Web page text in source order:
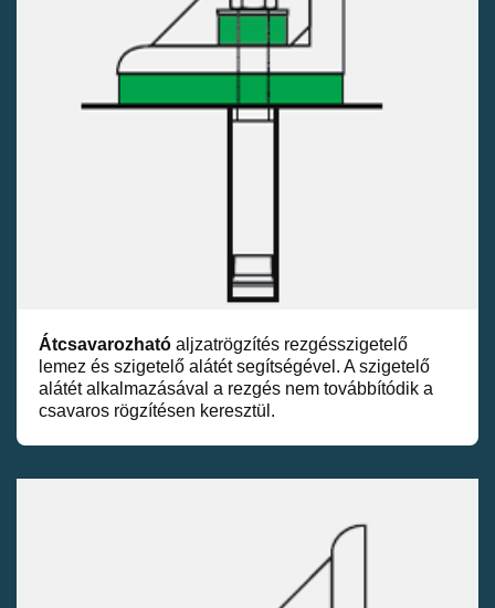
Átcsavarozható aljzatrögzítés rezgésszigetelő
lemez és szigetelő alátét segítségével. A szigetelő
alátét alkalmazásával a rezgés nem továbbítódik a
csavaros rögzítésen keresztül.